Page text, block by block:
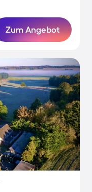
Zum Angebot